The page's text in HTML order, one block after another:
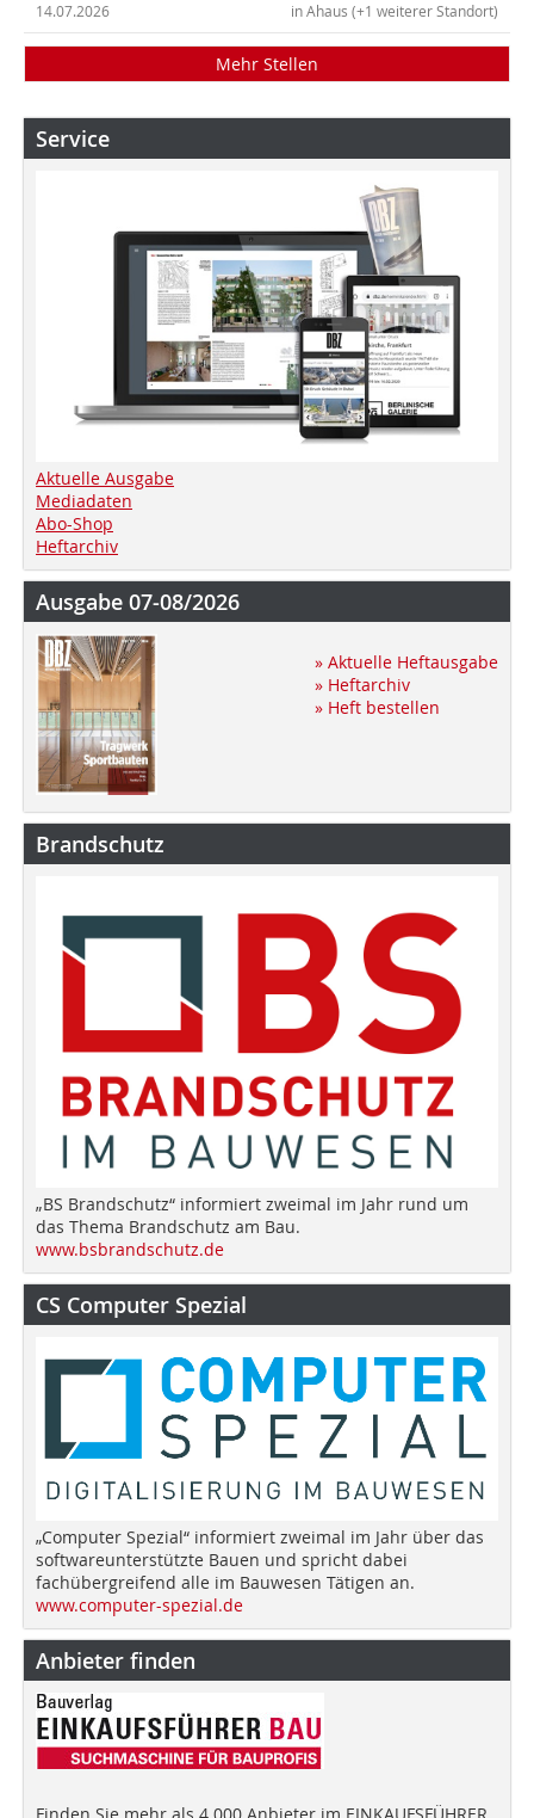
in Ahaus (+1 weiterer Standort)
14.07.2026
Mehr Stellen
Service
Aktuelle Ausgabe
Mediadaten
Abo-Shop
Heftarchiv
Ausgabe 07-08/2026
» Aktuelle Heftausgabe
» Heftarchiv
» Heft bestellen
Brandschutz
„BS Brandschutz“ informiert zweimal im Jahr rund um
das Thema Brandschutz am Bau.
www.bsbrandschutz.de
CS Computer Spezial
„Computer Spezial“ informiert zweimal im Jahr über das
softwareunterstützte Bauen und spricht dabei
fachübergreifend alle im Bauwesen Tätigen an.
www.computer-spezial.de
Anbieter finden